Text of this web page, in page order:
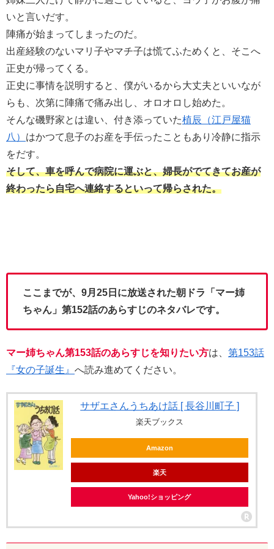
いと言いだす。
陣痛が始まってしまったのだ。
出産経験のないマリ子やマチ子は慌てふためくと、そこへ
正史が帰ってくる。
正史に事情を説明すると、僕がいるから大丈夫といいなが
らも、次第に陣痛で痛み出し、オロオロし始めた。
そんな磯野家とは違い、付き添っていた植辰（江戸屋猫
八） はかつて息子のお産を手伝ったこともあり冷静に指示
をだす。
そして、車を呼んで病院に運ぶと、婦長がでてきてお産が
終わったら自宅へ連絡するといって帰らされた。
ここまでが、9月25日に放送された朝ドラ「マー姉
ちゃん」第152話のあらすじのネタバレです。
マー姉ちゃん第153話のあらすじを知りたい方は、 第153話
『女の子誕生』 へ読み進めてください。
サザエさんうちあけ話 [ 長谷川町子 ]
楽天ブックス
Amazon
楽天
Yahoo!ショッピング